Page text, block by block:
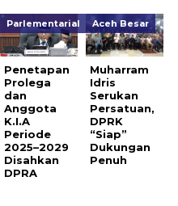
Parlementarial
Penetapan
Prolega
dan
Anggota
K.I.A
Periode
2025–2029
Disahkan
DPRA
Aceh Besar
Muharram
Idris
Serukan
Persatuan,
DPRK
“Siap”
Dukungan
Penuh